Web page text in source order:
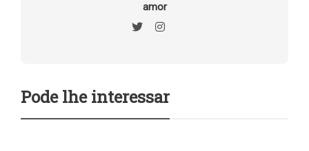
amor
Pode lhe interessar